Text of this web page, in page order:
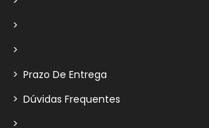
>
>
> Prazo De Entrega
> Dúvidas Frequentes
>